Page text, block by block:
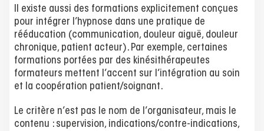
Il existe aussi des formations explicitement conçues
pour intégrer l’hypnose dans une pratique de
rééducation (communication, douleur aiguë, douleur
chronique, patient acteur). Par exemple, certaines
formations portées par des kinésithérapeutes
formateurs mettent l’accent sur l’intégration au soin
et la coopération patient/soignant.
Le critère n’est pas le nom de l’organisateur, mais le
contenu : supervision, indications/contre-indications,